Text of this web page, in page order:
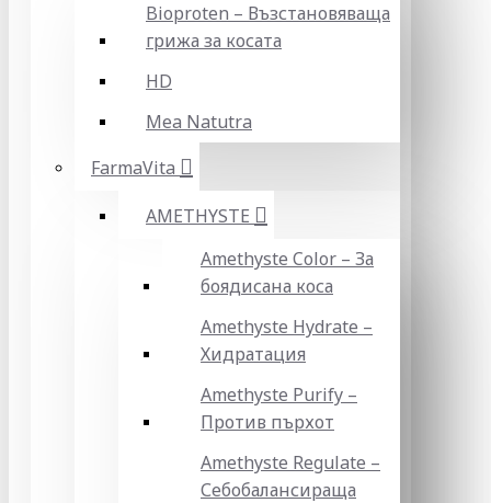
Bioproten – Възстановяваща
грижа за косата
HD
Mea Natutra
FarmaVita
AMETHYSTE
Amethyste Color – За
боядисана коса
Amethyste Hydrate –
Хидратация
Amethyste Purify –
Против пърхот
Amethyste Regulate –
Себобалансираща